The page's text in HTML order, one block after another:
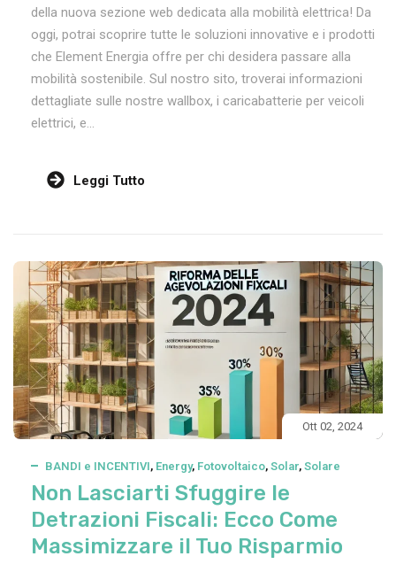
della nuova sezione web dedicata alla mobilità elettrica! Da
oggi, potrai scoprire tutte le soluzioni innovative e i prodotti
che Element Energia offre per chi desidera passare alla
mobilità sostenibile. Sul nostro sito, troverai informazioni
dettagliate sulle nostre wallbox, i caricabatterie per veicoli
elettrici, e...
Leggi Tutto
Ott 02, 2024
BANDI e INCENTIVI, Energy, Fotovoltaico, Solar, Solare
Non Lasciarti Sfuggire le
Detrazioni Fiscali: Ecco Come
Massimizzare il Tuo Risparmio